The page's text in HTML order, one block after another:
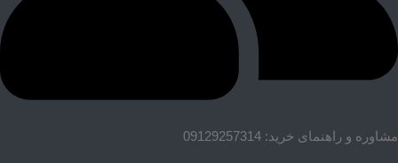
مشاوره و راهنمای خرید: 09129257314